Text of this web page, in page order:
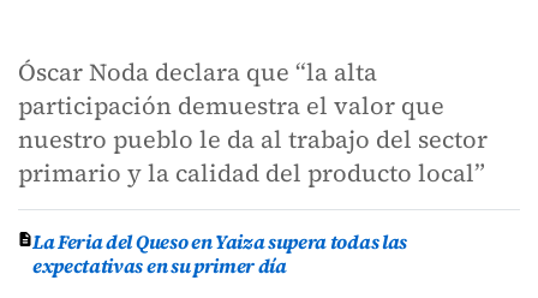
Óscar Noda declara que “la alta
participación demuestra el valor que
nuestro pueblo le da al trabajo del sector
primario y la calidad del producto local”
La Feria del Queso en Yaiza supera todas las
expectativas en su primer día